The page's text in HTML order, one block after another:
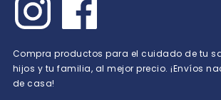
Compra productos para el cuidado de tu
hijos y tu familia, al mejor precio. ¡Envíos
de casa!